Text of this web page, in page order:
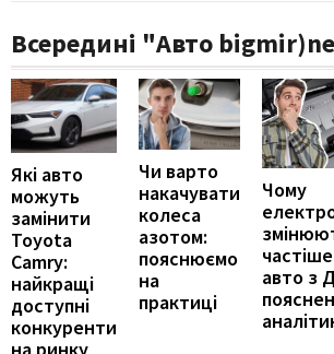
Всередині "Авто
Які авто
можуть
замінити
Toyota
Camry:
найкращі
доступні
конкуренти
на ринку
Чи варто
накачувати
колеса
азотом:
пояснюємо
на
практиці
Чому
авто з